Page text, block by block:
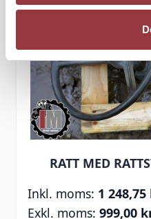
RATT MED
1
999,00